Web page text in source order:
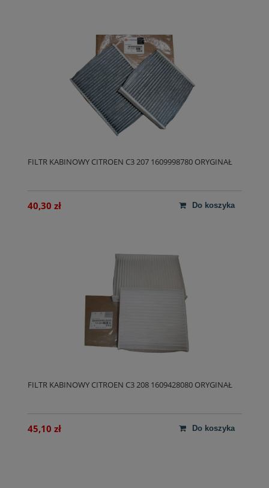
FILTR KABINOWY CITROEN C3 207 1609998780 ORYGINAŁ
40,30 zł do koszyka
FILTR KABINOWY CITROEN C3 208 1609428080 ORYGINAŁ
45,10 zł do koszyka